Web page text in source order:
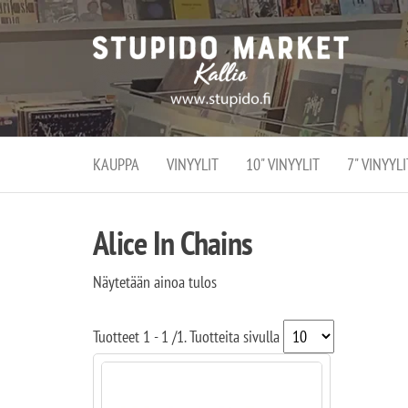
ja
Stupido
verkko-
Kallion
KAUPPA VINYYLIT 10" VINYYLIT 7"
Alice In Chains
Näytetään ainoa tulos
Tuotteet 1 - 1 /1. Tuotteita sivulla